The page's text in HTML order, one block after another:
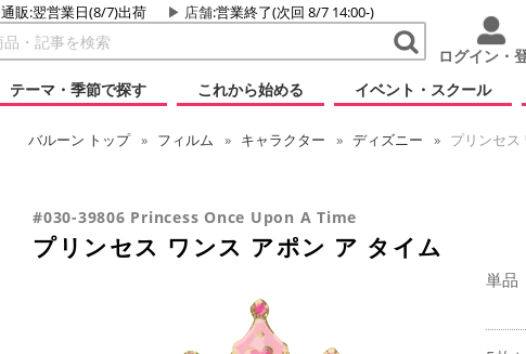
通販:翌営業日(8/7)出荷 店舗:営業終了(次回 8/7 14:00-)
ログイン・
テーマ・季節で探す
これから始める イベント・スクール
バルーン トップ フィルム キャラクター ディズニー プリンセス
#030-39806 Princess Once Upon A Time
プリンセス ワンス アポン ア タイム
単品